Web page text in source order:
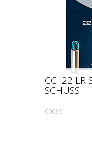
CCI 22 LR
SCHUSS
00039